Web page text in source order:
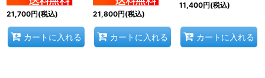
21,700円(税込)
カートに入れる
21,800円(税込)
カートに入れる
11,400円(税込)
カートに入れる